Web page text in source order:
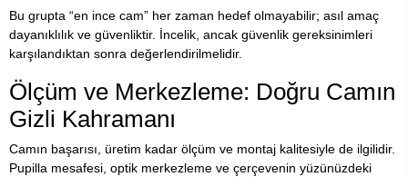
Bu grupta “en ince cam” her zaman hedef olmayabilir; asıl amaç
dayanıklılık ve güvenliktir. İncelik, ancak güvenlik gereksinimleri
karşılandıktan sonra değerlendirilmelidir.
Ölçüm ve Merkezleme: Doğru Camın
Gizli Kahramanı
Camın başarısı, üretim kadar ölçüm ve montaj kalitesiyle de ilgilidir.
Pupilla mesafesi, optik merkezleme ve çerçevenin yüzünüzdeki